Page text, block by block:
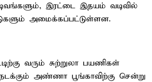
இரட்டை இதயம் வடிவில்
அமைக்கப்பட்டுள்ளன.
வரும் சுற்றுலா பயணிகள்
அண்ணா பூங்காவிற்கு சென்று